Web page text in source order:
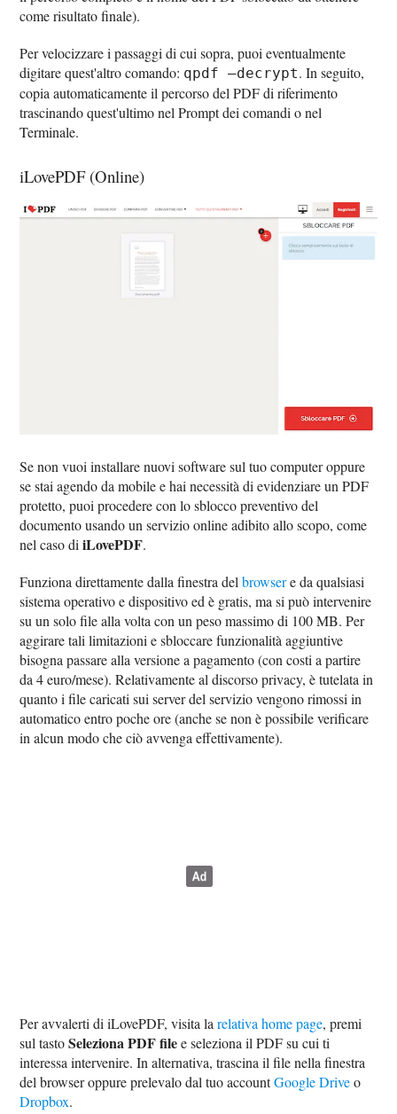
come risultato finale).
Per velocizzare i passaggi di cui sopra, puoi eventualmente
digitare quest'altro comando: qpdf –decrypt. In seguito,
copia automaticamente il percorso del PDF di riferimento
trascinando quest'ultimo nel Prompt dei comandi o nel
Terminale.
iLovePDF (Online)
Se non vuoi installare nuovi software sul tuo computer oppure
se stai agendo da mobile e hai necessità di evidenziare un PDF
protetto, puoi procedere con lo sblocco preventivo del
documento usando un servizio online adibito allo scopo, come
nel caso diiLovePDF.
Funziona direttamente dalla finestra delbrowsere da qualsiasi
sistema operativo e dispositivo ed è gratis, ma si può intervenire
su un solo file alla volta con un peso massimo di 100 MB. Per
aggirare tali limitazioni e sbloccare funzionalità aggiuntive
bisogna passare alla versione a pagamento (con costi a partire
da 4 euro/mese). Relativamente al discorso privacy, è tutelata in
quanto i file caricati sui server del servizio vengono rimossi in
automatico entro poche ore (anche se non è possibile verificare
in alcun modo che ciò avvenga effettivamente).
Per avvalerti di iLovePDF, visita larelativa home page, premi
sul tastoSeleziona PDF filee seleziona il PDF su cui ti
interessa intervenire. In alternativa, trascina il file nella finestra
del browser oppure prelevalo dal tuo accountGoogle Driveo
Dropbox.